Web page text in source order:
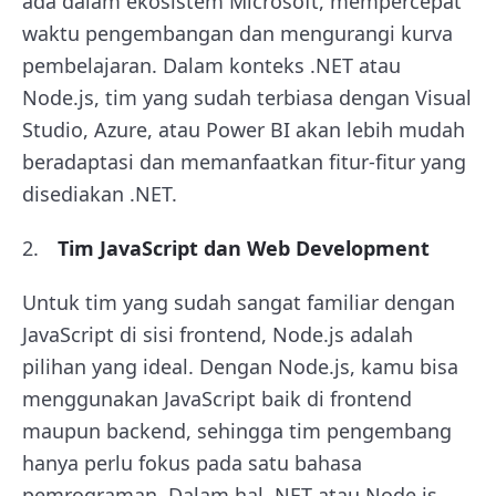
waktu pengembangan dan mengurangi kurva
pembelajaran. Dalam konteks .NET atau
Node.js, tim yang sudah terbiasa dengan Visual
Studio, Azure, atau Power BI akan lebih mudah
beradaptasi dan memanfaatkan fitur-fitur yang
disediakan .NET.
Tim JavaScript dan Web Development
Untuk tim yang sudah sangat familiar dengan
JavaScript di sisi frontend, Node.js adalah
pilihan yang ideal. Dengan Node.js, kamu bisa
menggunakan JavaScript baik di frontend
maupun backend, sehingga tim pengembang
hanya perlu fokus pada satu bahasa